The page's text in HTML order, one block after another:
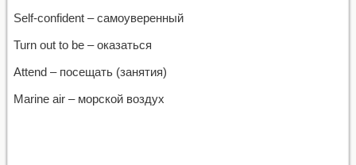
Self-confident – самоуверенный
Turn out to be – оказаться
Attend – посещать (занятия)
Marine air – морской воздух